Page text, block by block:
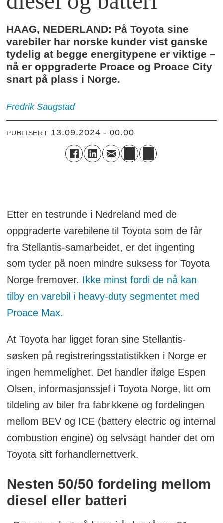
HAAG, NEDERLAND: På Toyota sine
varebiler har norske kunder vist ganske
tydelig at begge energitypene er viktige –
nå er oppgraderte Proace og Proace City
snart på plass i Norge.
Fredrik Saugstad
PUBLISERT 13.09.2024 - 00:00
Etter en testrunde i Nedreland med de
oppgraderte varebilene til Toyota som de får
fra Stellantis-samarbeidet, er det ingenting
som tyder på noen mindre suksess for Toyota
Norge fremover. Ikke minst fordi de nå kan
tilby en varebil i heavy-duty segmentet med
Proace Max.
At Toyota har ligget foran sine Stellantis-
søsken på registreringsstatistikken i Norge er
ingen hemmelighet. Det handler ifølge Espen
Olsen, informasjonssjef i Toyota Norge, litt om
tildeling av biler fra fabrikkene og fordelingen
mellom BEV og ICE (battery electric og internal
combustion engine) og selvsagt hander det om
Toyota sitt forhandlernettverk.
Nesten 50/50 fordeling mellom
diesel eller batteri